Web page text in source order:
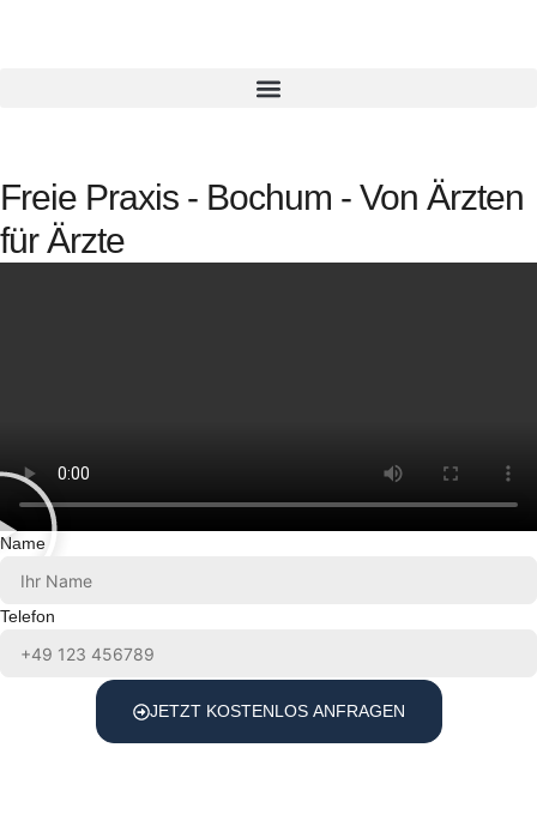
Freie Praxis - Bochum - Von Ärzten
für Ärzte
Name
Telefon
JETZT KOSTENLOS ANFRAGEN